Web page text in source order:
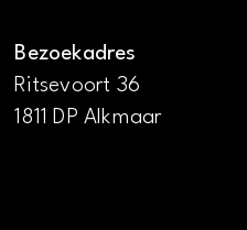
Bezoekadres
Ritsevoort 36
1811 DP Alkmaar